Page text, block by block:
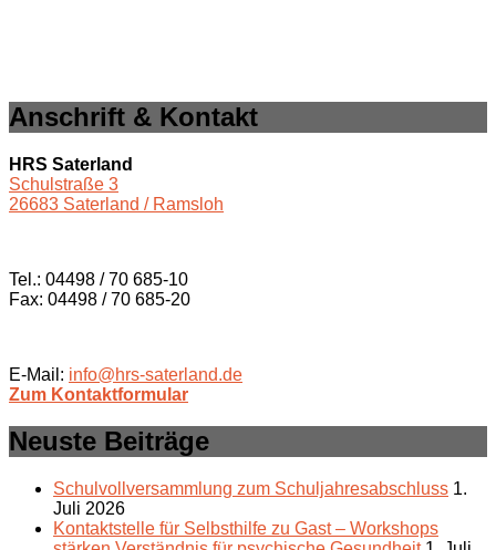
Anschrift & Kontakt
HRS Saterland
Schulstraße 3
26683 Saterland / Ramsloh
Tel.: 04498 / 70 685-10
Fax: 04498 / 70 685-20
E-Mail: info@hrs-saterland.de
Zum Kontaktformular
Neuste Beiträge
Schulvollversammlung zum Schuljahresabschluss 1.
Juli 2026
Kontaktstelle für Selbsthilfe zu Gast – Workshops